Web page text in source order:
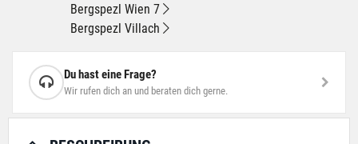
Bergspezl Wien 7
Bergspezl Villach
Du hast eine Frage?
Wir rufen dich an und beraten dich gerne.